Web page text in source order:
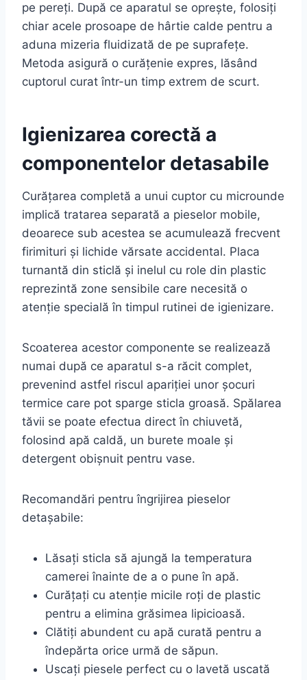
pe pereți. După ce aparatul se oprește, folosiți
chiar acele prosoape de hârtie calde pentru a
aduna mizeria fluidizată de pe suprafețe.
Metoda asigură o curățenie expres, lăsând
cuptorul curat într-un timp extrem de scurt.
Igienizarea corectă a
componentelor detasabile
Curățarea completă a unui cuptor cu microunde
implică tratarea separată a pieselor mobile,
deoarece sub acestea se acumulează frecvent
firimituri și lichide vărsate accidental. Placa
turnantă din sticlă și inelul cu role din plastic
reprezintă zone sensibile care necesită o
atenție specială în timpul rutinei de igienizare.
Scoaterea acestor componente se realizează
numai după ce aparatul s-a răcit complet,
prevenind astfel riscul apariției unor șocuri
termice care pot sparge sticla groasă. Spălarea
tăvii se poate efectua direct în chiuvetă,
folosind apă caldă, un burete moale și
detergent obișnuit pentru vase.
Recomandări pentru îngrijirea pieselor
detașabile:
Lăsați sticla să ajungă la temperatura
camerei înainte de a o pune în apă.
Curățați cu atenție micile roți de plastic
pentru a elimina grăsimea lipicioasă.
Clătiți abundent cu apă curată pentru a
îndepărta orice urmă de săpun.
Uscați piesele perfect cu o lavetă uscată